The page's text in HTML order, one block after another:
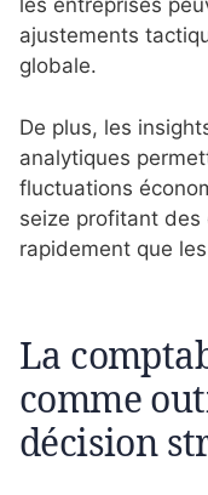
les entreprises
ajustements
globale.
De plus, les
analytiques
fluctuations
seize profitant
rapidement que
La
comme
décision